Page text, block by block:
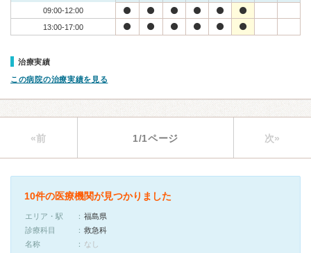
09:00-12:00
13:00-17:00
治療実績
この病院の治療実績を見る
«前 1/1ページ 次»
10件の医療機関が見つかりました
エリア・駅
福島県
診療科目
救急科
名称
なし